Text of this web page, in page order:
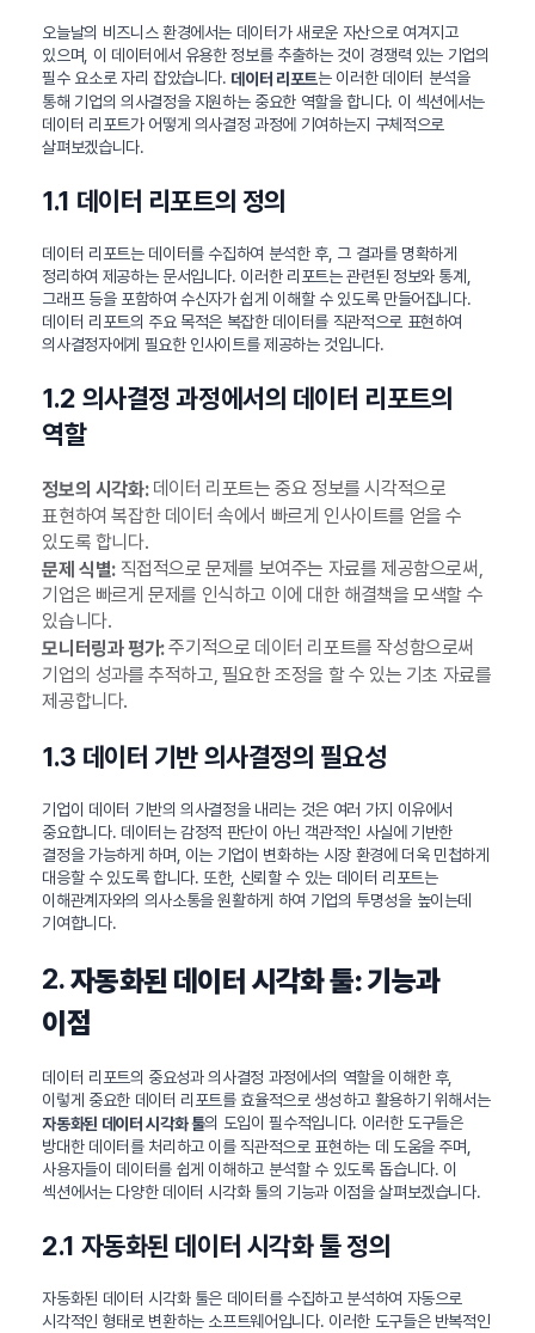
오늘날의 비즈니스 환경에서는 데이터가 새로운 자산으로 여겨지고
있으며, 이 데이터에서 유용한 정보를 추출하는 것이 경쟁력 있는 기업의
필수 요소로 자리 잡았습니다. 데이터 리포트는 이러한 데이터 분석을
통해 기업의 의사결정을 지원하는 중요한 역할을 합니다. 이 섹션에서는
데이터 리포트가 어떻게 의사결정 과정에 기여하는지 구체적으로
살펴보겠습니다.
1.1 데이터 리포트의 정의
데이터 리포트는 데이터를 수집하여 분석한 후, 그 결과를 명확하게
정리하여 제공하는 문서입니다. 이러한 리포트는 관련된 정보와 통계,
그래프 등을 포함하여 수신자가 쉽게 이해할 수 있도록 만들어집니다.
데이터 리포트의 주요 목적은 복잡한 데이터를 직관적으로 표현하여
의사결정자에게 필요한 인사이트를 제공하는 것입니다.
1.2 의사결정 과정에서의 데이터 리포트의
역할
정보의 시각화:데이터 리포트는 중요 정보를 시각적으로
표현하여 복잡한 데이터 속에서 빠르게 인사이트를 얻을 수
있도록 합니다.
문제 식별:직접적으로 문제를 보여주는 자료를 제공함으로써,
기업은 빠르게 문제를 인식하고 이에 대한 해결책을 모색할 수
있습니다.
모니터링과 평가:주기적으로 데이터 리포트를 작성함으로써
기업의 성과를 추적하고, 필요한 조정을 할 수 있는 기초 자료를
제공합니다.
1.3 데이터 기반 의사결정의 필요성
기업이 데이터 기반의 의사결정을 내리는 것은 여러 가지 이유에서
중요합니다. 데이터는 감정적 판단이 아닌 객관적인 사실에 기반한
결정을 가능하게 하며, 이는 기업이 변화하는 시장 환경에 더욱 민첩하게
대응할 수 있도록 합니다. 또한, 신뢰할 수 있는 데이터 리포트는
이해관계자와의 의사소통을 원활하게 하여 기업의 투명성을 높이는데
기여합니다.
2.자동화된 데이터 시각화 툴: 기능과
이점
데이터 리포트의 중요성과 의사결정 과정에서의 역할을 이해한 후,
이렇게 중요한 데이터 리포트를 효율적으로 생성하고 활용하기 위해서는
자동화된 데이터 시각화 툴의 도입이 필수적입니다. 이러한 도구들은
방대한 데이터를 처리하고 이를 직관적으로 표현하는 데 도움을 주며,
사용자들이 데이터를 쉽게 이해하고 분석할 수 있도록 돕습니다. 이
섹션에서는 다양한 데이터 시각화 툴의 기능과 이점을 살펴보겠습니다.
2.1 자동화된 데이터 시각화 툴 정의
자동화된 데이터 시각화 툴은 데이터를 수집하고 분석하여 자동으로
시각적인 형태로 변환하는 소프트웨어입니다. 이러한 도구들은 반복적인